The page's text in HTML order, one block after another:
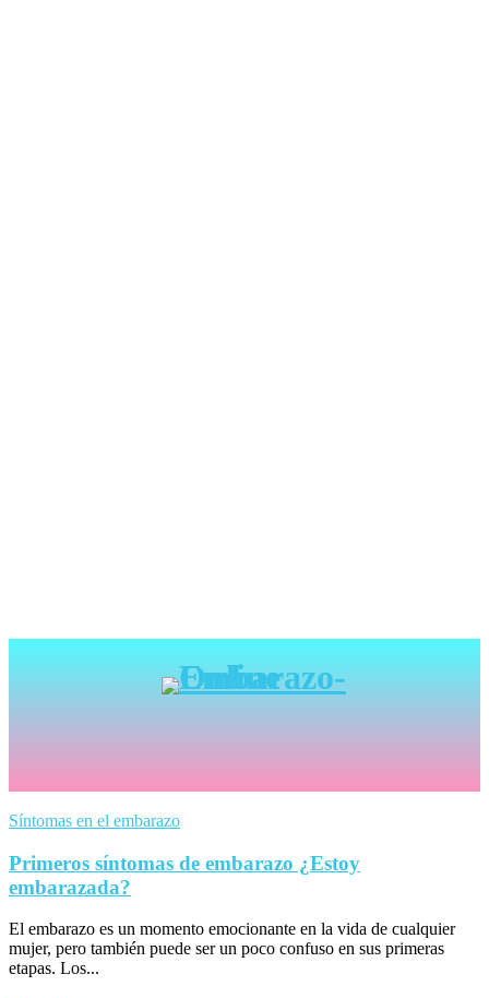
Síntomas en el embarazo
Primeros síntomas de embarazo ¿Estoy
embarazada?
El embarazo es un momento emocionante en la vida de cualquier
mujer, pero también puede ser un poco confuso en sus primeras
etapas. Los...